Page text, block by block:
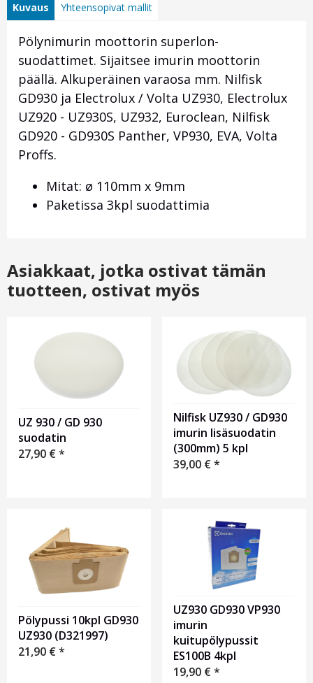
Kuvaus Yhteensopivat mallit
Pölynimurin moottorin superlon-
suodattimet. Sijaitsee imurin moottorin
päällä. Alkuperäinen varaosa mm. Nilfisk
GD930 ja Electrolux / Volta UZ930, Electrolux
UZ920 - UZ930S, UZ932, Euroclean, Nilfisk
GD920 - GD930S Panther, VP930, EVA, Volta
Proffs.
Mitat: ø 110mm x 9mm
Paketissa 3kpl suodattimia
Asiakkaat, jotka ostivat tämän
tuotteen, ostivat myös
UZ 930 / GD 930
suodatin
27,90 €*
Nilfisk UZ930 / GD930
imurin lisäsuodatin
(300mm) 5 kpl
39,00 €*
Pölypussi 10kpl GD930
UZ930 (D321997)
21,90 €*
UZ930 GD930 VP930
imurin
kuitupölypussit
ES100B 4kpl
19,90 €*